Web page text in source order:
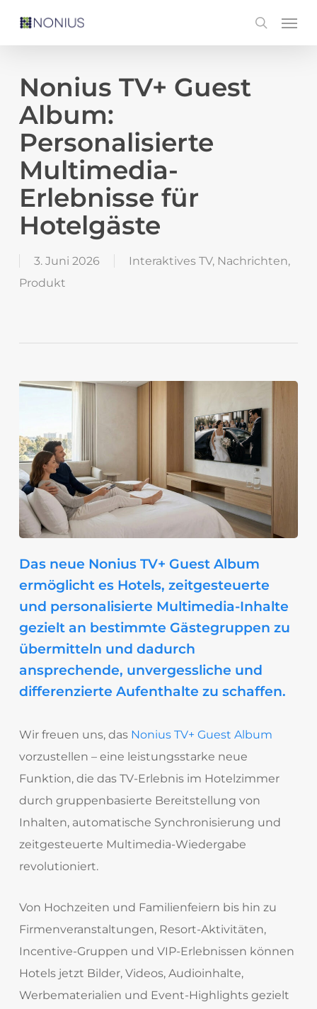
content
search
Menu
Nonius TV+ Guest
Album:
Personalisierte
Multimedia-
Erlebnisse für
Hotelgäste
3. Juni 2026 Interaktives TV, Nachrichten,
Produkt
Das neue Nonius TV+ Guest Album
ermöglicht es Hotels, zeitgesteuerte
und personalisierte Multimedia-Inhalte
gezielt an bestimmte Gästegruppen zu
übermitteln und dadurch
ansprechende, unvergessliche und
differenzierte Aufenthalte zu schaffen.
Wir freuen uns, das Nonius TV+ Guest Album
vorzustellen – eine leistungsstarke neue
Funktion, die das TV-Erlebnis im Hotelzimmer
durch gruppenbasierte Bereitstellung von
Inhalten, automatische Synchronisierung und
zeitgesteuerte Multimedia-Wiedergabe
revolutioniert.
Von Hochzeiten und Familienfeiern bis hin zu
Firmenveranstaltungen, Resort-Aktivitäten,
Incentive-Gruppen und VIP-Erlebnissen können
Hotels jetzt Bilder, Videos, Audioinhalte,
Werbematerialien und Event-Highlights gezielt